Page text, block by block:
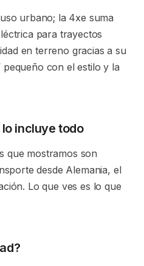
urbano; la 4xe suma
para trayectos
en terreno gracias a su
con el estilo y la
incluye todo
que mostramos son
desde Alemania, el
Lo que ves es lo que